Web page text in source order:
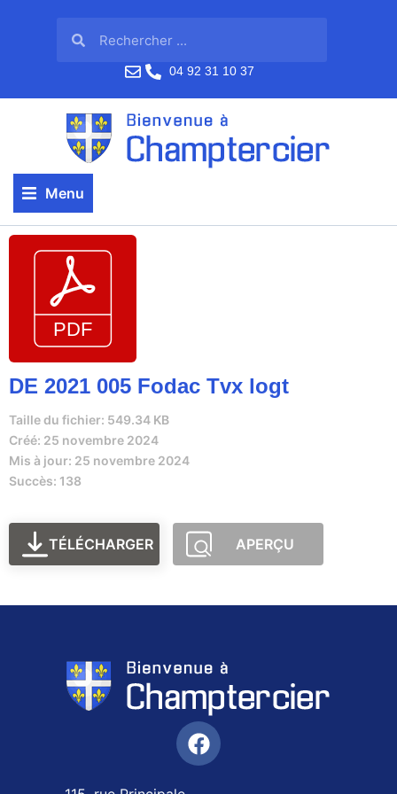
04 92 31 10 37
Menu
DE 2021 005 Fodac Tvx logt
Taille du fichier: 549.34 KB
Créé: 25 novembre 2024
Mis à jour: 25 novembre 2024
Succès: 138
TÉLÉCHARGER APERÇU